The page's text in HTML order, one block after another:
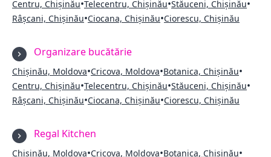
Centru, Chișinău•Telecentru, Chișinău•Stăuceni, Chișinău•
Râșcani, Chișinău•Ciocana, Chișinău•Ciorescu, Chișinău
Organizare bucătărie
Chișinău, Moldova•Cricova, Moldova•Botanica, Chișinău•
Centru, Chișinău•Telecentru, Chișinău•Stăuceni, Chișinău•
Râșcani, Chișinău•Ciocana, Chișinău•Ciorescu, Chișinău
Regal Kitchen
Chișinău, Moldova•Cricova, Moldova•Botanica, Chișinău•